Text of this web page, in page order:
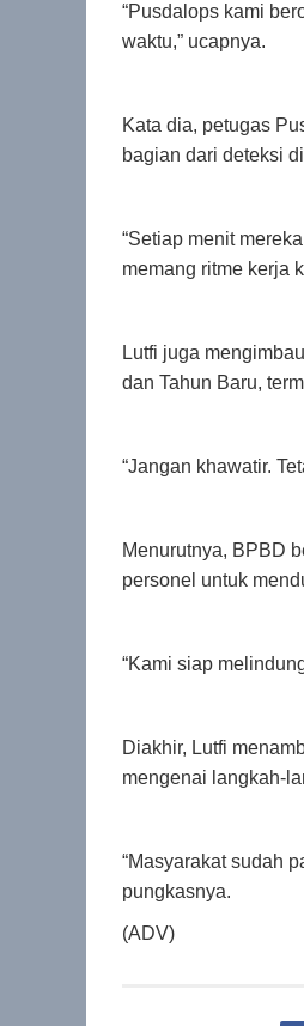
“Pusdalops kami
waktu,” ucapnya.
Kata dia, petugas
bagian dari deteksi
“Setiap menit
memang ritme kerja
Lutfi juga
dan Tahun Baru,
“Jangan khawatir.
Menurutnya, BPBD
personel untuk
“Kami siap
Diakhir, Lutfi
mengenai langkah-
“Masyarakat sudah
pungkasnya.
(ADV)